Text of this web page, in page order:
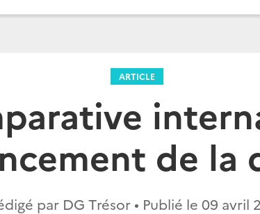
ARTICLE
de la
par DG Trésor • Publié le 09 avril